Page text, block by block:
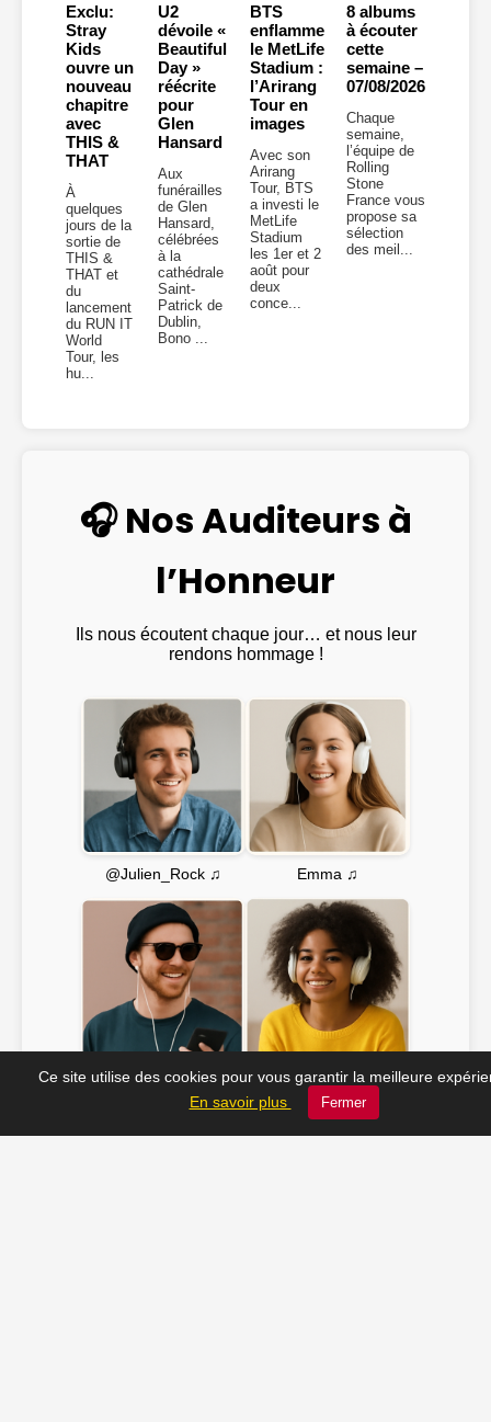
Exclu:
Stray
Kids
ouvre un
nouveau
chapitre
avec
THIS &
THAT
À
quelques
jours de la
sortie de
THIS &
THAT et
du
lancement
du RUN IT
World
Tour, les
hu...
U2
dévoile «
Beautiful
Day »
réécrite
pour
Glen
Hansard
Aux
funérailles
de Glen
Hansard,
célébrées
à la
cathédrale
Saint-
Patrick de
Dublin,
Bono ...
BTS
enflamme
le MetLife
Stadium :
l’Arirang
Tour en
images
Avec son
Arirang
Tour, BTS
a investi le
MetLife
Stadium
les 1er et 2
août pour
deux
conce...
8 albums
à écouter
cette
semaine –
07/08/2026
Chaque
semaine,
l’équipe de
Rolling
Stone
France vous
propose sa
sélection
des meil...
🎧 Nos Auditeurs à
l’Honneur
Ils nous écoutent chaque jour… et nous leur
rendons hommage !
@Julien_Rock ♫ Emma ♫
JC_13 ♫ Soline ♫
Ce site utilise des cookies pour vous garantir la meilleure
En savoir plus
Fermer